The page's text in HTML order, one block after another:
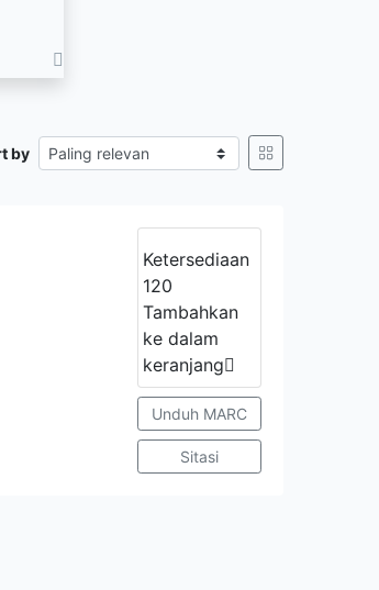
by
Ketersediaan
120
Tambahkan
ke dalam
keranjang
Unduh MARC
Sitasi